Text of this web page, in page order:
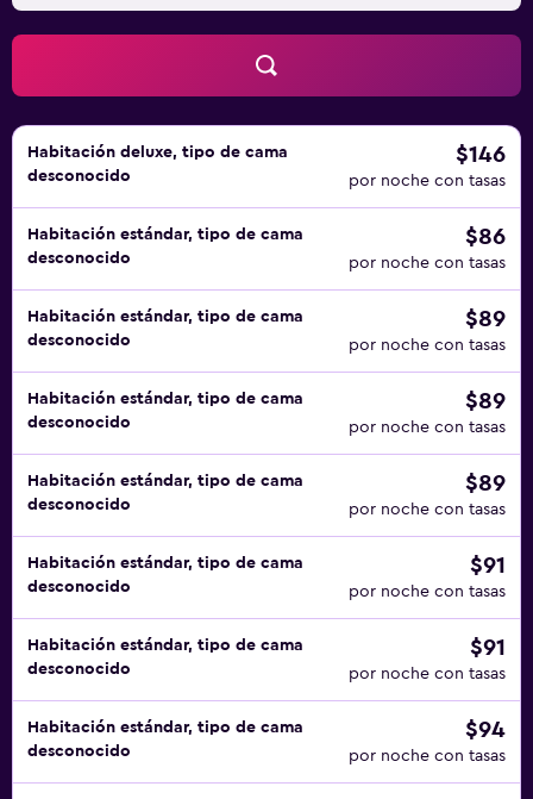
Habitación deluxe, tipo de cama
desconocido
$146
por noche con tasas
Habitación estándar, tipo de cama
desconocido
$86
por noche con tasas
Habitación estándar, tipo de cama
desconocido
$89
por noche con tasas
Habitación estándar, tipo de cama
desconocido
$89
por noche con tasas
Habitación estándar, tipo de cama
desconocido
$89
por noche con tasas
Habitación estándar, tipo de cama
desconocido
$91
por noche con tasas
Habitación estándar, tipo de cama
desconocido
$91
por noche con tasas
Habitación estándar, tipo de cama
desconocido
$94
por noche con tasas